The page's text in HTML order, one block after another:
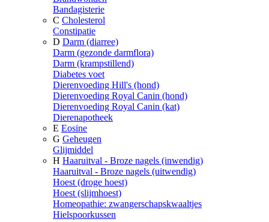
Bandagisterie
C Cholesterol
Constipatie
D Darm (diarree)
Darm (gezonde darmflora)
Darm (krampstillend)
Diabetes voet
Dierenvoeding Hill's (hond)
Dierenvoeding Royal Canin (hond)
Dierenvoeding Royal Canin (kat)
Dierenapotheek
E Eosine
G Geheugen
Glijmiddel
H Haaruitval - Broze nagels (inwendig)
Haaruitval - Broze nagels (uitwendig)
Hoest (droge hoest)
Hoest (slijmhoest)
Homeopathie: zwangerschapskwaaltjes
Hielspoorkussen